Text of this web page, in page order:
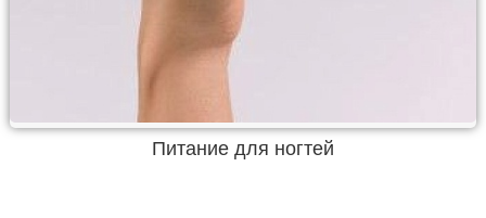
Питание для ногтей